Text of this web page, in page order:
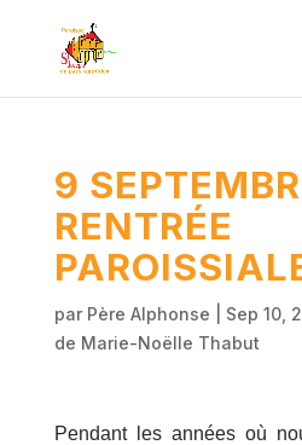
9
RENTRÉE
par Père Alphonse Sep 10,
de Marie-Noëlle Thabut
Pendant les années où